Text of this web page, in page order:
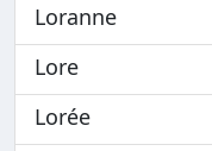
Loranne
Lore
Lorée